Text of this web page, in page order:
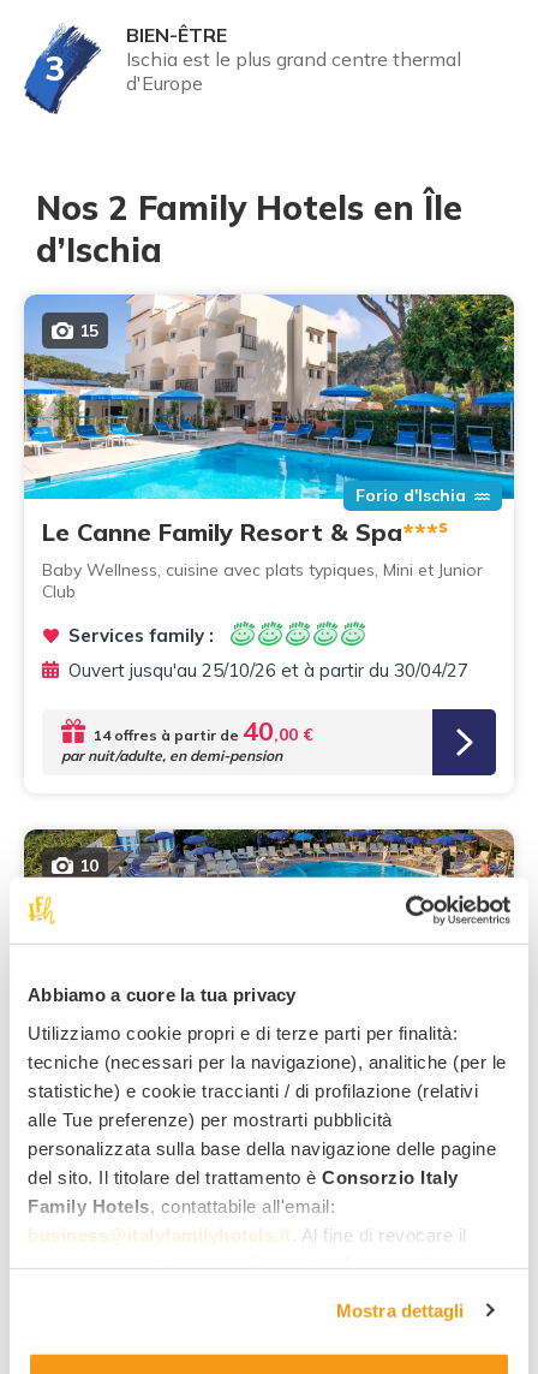
Abbiamo a cuore la tua privacy
Utilizziamo cookie propri e di terze parti per finalità:
tecniche (necessari per la navigazione), analitiche (per le
statistiche) e cookie traccianti / di profilazione (relativi
alle Tue preferenze) per mostrarti pubblicità
personalizzata sulla base della navigazione delle pagine
del sito. Il titolare del trattamento è Consorzio Italy
Family Hotels , contattabile all'email:
business@italyfamilyhotels.it . Al fine di revocare il
. Allo stesso link trovi la nostra informativa
estesa sui cookie.
Mostra dettagli
3
BIEN-ÊTRE
Ischia est le plus grand centre thermal
d'Europe
Nos 2 Family Hotels en Île
d’Ischia
Forio d'Ischia
15
Le Canne Family Resort & Spa***s
Baby Wellness, cuisine avec plats typiques, Mini et Junior
Club
Services family :
Ouvert jusqu'au 25/10/26 et à partir du 30/04/27
14 offres à partir de 40,00 €
par nuit/adulte, en demi-pension
Isola d'Ischia
10
Michelangelo Family & Spa Resort ****
Temple de bien-être et de charme
Services family :
Ouvert toute l'année
À partir de 70,00 €par nuit,